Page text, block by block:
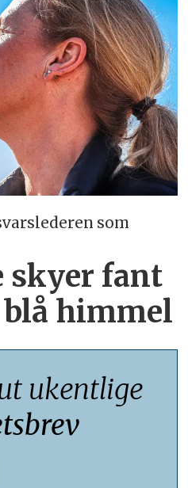
som
skyer fant
himmel
ukentlige